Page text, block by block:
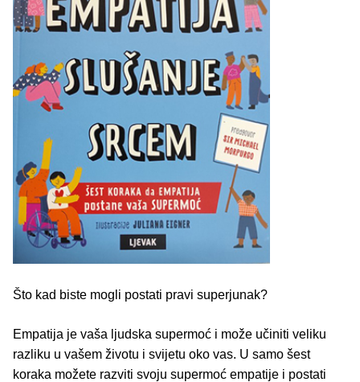
Što kad biste mogli postati pravi superjunak?
Empatija je vaša ljudska supermoć i može učiniti veliku
razliku u vašem životu i svijetu oko vas. U samo šest
koraka možete razviti svoju supermoć empatije i postati